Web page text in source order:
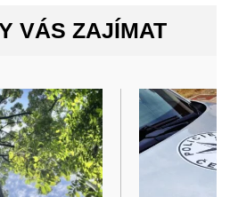
VÁS ZAJÍMAT